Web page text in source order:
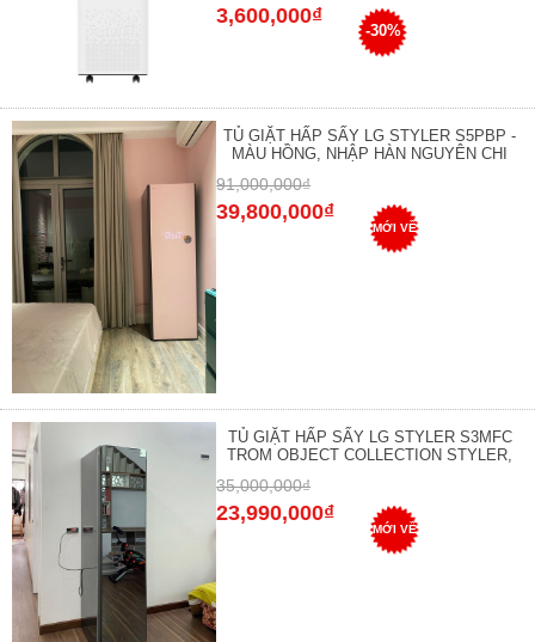
3,600,000₫
-30%
TỦ GIẶT HẤP SẤY LG STYLER S5PBP -
MÀU HỒNG, NHẬP HÀN NGUYÊN CHI
91,000,000₫
39,800,000₫
MỚI VỀ
TỦ GIẶT HẤP SẤY LG STYLER S3MFC
TROM OBJECT COLLECTION STYLER,
35,000,000₫
23,990,000₫
MỚI VỀ